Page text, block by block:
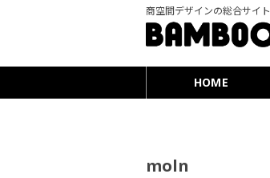
商空間デザインの総合サイト
HOME
moln